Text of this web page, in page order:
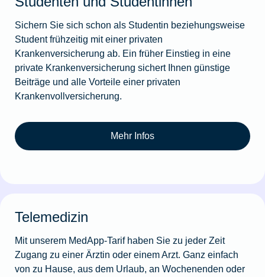
Sichern Sie sich schon als Studentin beziehungsweise
Student frühzeitig mit einer privaten
Krankenversicherung ab. Ein früher Einstieg in eine
private Krankenversicherung sichert Ihnen günstige
Beiträge und alle Vorteile einer privaten
Krankenvollversicherung.
Mehr Infos
Telemedizin
Mit unserem MedApp-Tarif haben Sie zu jeder Zeit
Zugang zu einer Ärztin oder einem Arzt. Ganz einfach
von zu Hause, aus dem Urlaub, an Wochenenden oder